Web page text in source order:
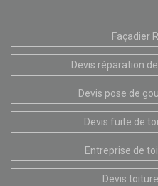
Façadier
Devis réparation
Devis pose de
Devis fuite de
Entreprise de
Devis